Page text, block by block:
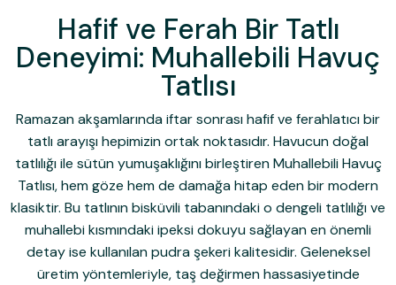
Hafif ve Ferah Bir Tatlı
Deneyimi: Muhallebili Havuç
Tatlısı
Ramazan akşamlarında iftar sonrası hafif ve ferahlatıcı bir
tatlı arayışı hepimizin ortak noktasıdır. Havucun doğal
tatlılığı ile sütün yumuşaklığını birleştiren Muhallebili Havuç
Tatlısı, hem göze hem de damağa hitap eden bir modern
klasiktir. Bu tatlının bisküvili tabanındaki o dengeli tatlılığı ve
muhallebi kısmındaki ipeksi dokuyu sağlayan en önemli
detay ise kullanılanpudra şekerikalitesidir. Geleneksel
üretim yöntemleriyle, taş değirmen hassasiyetinde